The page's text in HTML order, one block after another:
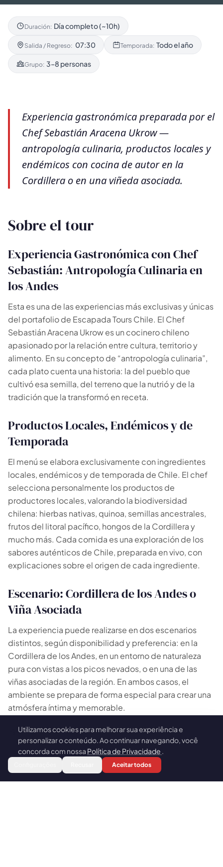
Duración: Día completo (~10h)
Salida / Regreso: 07:30 Temporada: Todo el año
Grupo: 3–8 personas
Experiencia gastronómica preparada por el
Chef Sebastián Aracena Ukrow —
antropología culinaria, productos locales y
endémicos con cocina de autor en la
Cordillera o en una viñeda asociada.
Sobre el tour
Experiencia Gastronómica con Chef
Sebastián: Antropología Culinaria en
los Andes
Esta es una de las experiencias más exclusivas y únicas
del portafolio de Escapada Tours Chile. El Chef
Sebastián Aracena Ukrow es un cocinero chileno
apasionado por la relación entre cultura, territorio y
alimento. En su concepto de “antropología culinaria”,
cada plato cuenta una historia: la del pueblo que
cultivó esa semilla, del terreno que la nutrió y de la
tradición que la transformó en receta.
Productos Locales, Endémicos y de
Temporada
El menú se elabora exclusivamente con ingredientes
locales, endémicos y de temporada de Chile. El chef
selecciona personalmente los productos de
productores locales, valorando la biodiversidad
chilena: hierbas nativas, quinoa, semillas ancestrales,
frutos del litoral pacífico, hongos de la Cordillera y
mucho más. Cada comida es una exploración de los
sabores auténticos de Chile, preparada en vivo, con
explicaciones sobre el origen de cada ingrediente.
Escenario: Cordillera de los Andes o
Viña Asociada
La experiencia puede realizarse en dos escenarios
distintos, según disponibilidad y preferencia: en la
Cordillera de los Andes, en un entorno de naturaleza
pura con vistas a los picos nevados, o en una de las
viñas asociadas de la región. En ambos casos, el
ambiente se prepara de forma especial para crear una
atmósfera íntima y memorable.
Una Experiencia Exclusiva y
Personalizable
La experiencia gastronómica es completamente
personalizable: el menú puede adaptarse a
Utilizamos cookies para melhorar sua experiência e
personalizar o conteúdo. Ao continuar navegando, você
concorda com nossa Política de Privacidade .
Aceitar todos
🗺️
Responde las preguntas de al lado para filtrar los
tours y paquetes.